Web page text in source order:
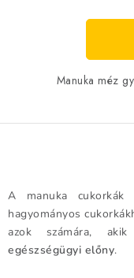
Manuka méz
i
s
t
a
A manuka cukorkák
hagyományos
azok számára,
egészségügyi előny.